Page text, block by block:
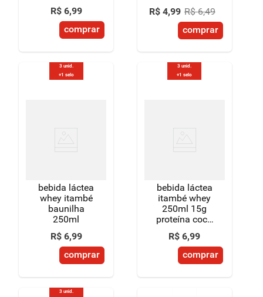
R$ 6,99
comprar
R$ 4,99 R$ 6,49
comprar
3 unid.
+1 selo
bebida láctea
whey itambé
baunilha
250ml
R$ 6,99
comprar
3 unid.
+1 selo
bebida láctea
itambé whey
250ml 15g
proteína coco
e batata doce
R$ 6,99
comprar
3 unid.